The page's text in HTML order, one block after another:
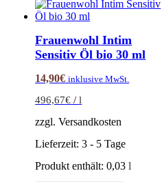
Frauenwohl Intim
Sensitiv Öl bio 30 ml
14,90€ inklusive MwSt.
496,67€ /l
zzgl. Versandkosten
Lieferzeit:3 - 5 Tage
Produkt enthält: 0,03l